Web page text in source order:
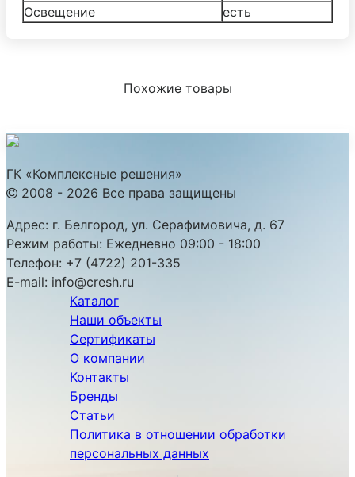
Освещение
есть
Похожие товары
ГК «Комплексные решения»
2008 - 2026 Все права защищены
Адрес: г. Белгород, ул. Серафимовича, д. 67
Режим работы: Ежедневно 09:00 - 18:00
Телефон: +7 (4722) 201-335
E-mail: info@cresh.ru
Каталог
Наши объекты
Сертификаты
О компании
Контакты
Бренды
Статьи
Политика в отношении обработки
персональных данных